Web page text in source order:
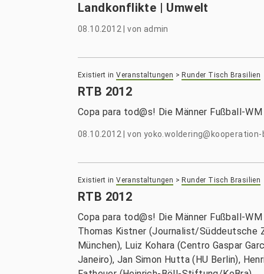
Landkonflikte | Umwelt
08.10.2012 |von admin
Existiert in Veranstaltungen > Runder Tisch Brasilien
RTB 2012
Copa para tod@s! Die Männer Fußball-
08.10.2012 |von
Existiert in Veranstaltungen > Runder Tisch Brasilien
RTB 2012
Copa para tod@s! Die Männer Fußball-
Thomas Kistner (Journalist/Süddeutsche
München), Luiz Kohara (Centro Gaspar
Janeiro), Jan Simon Hutta (HU Berlin),